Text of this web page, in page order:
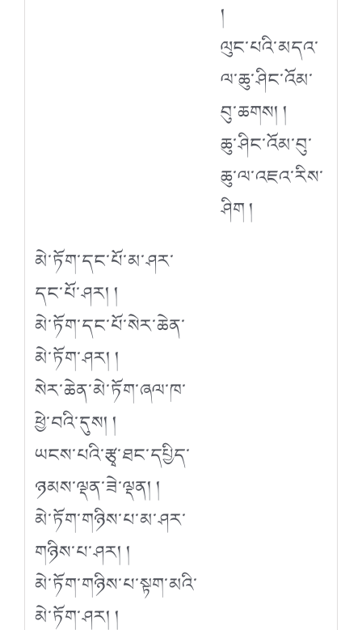
།
ལུང་པའི་མདའ་
ལ་ཆུ་ཤིང་འོམ་
བུ་ཆགས། །
ཆུ་ཤིང་འོམ་བུ་
ཆུ་ལ་འཇའ་རིས་
ཤིག །
མེ་ཏོག་དང་པོ་མ་ཤར་
དང་པོ་ཤར། །
མེ་ཏོག་དང་པོ་སེར་ཆེན་
མེ་ཏོག་ཤར། །
སེར་ཆེན་མེ་ཏོག་ཞལ་ཁ་
ཕྱེ་བའི་དུས། །
ཡངས་པའི་རྩྭ་ཐང་དཔྱིད་
ཉམས་ལྡན་ཟེ་ལྡན། །
མེ་ཏོག་གཉིས་པ་མ་ཤར་
གཉིས་པ་ཤར། །
མེ་ཏོག་གཉིས་པ་སྟག་མའི་
མེ་ཏོག་ཤར། །